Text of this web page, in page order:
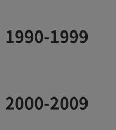
1990-1999
2000-2009